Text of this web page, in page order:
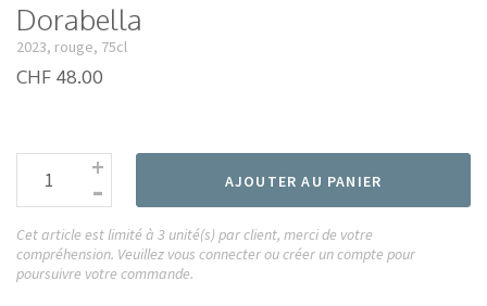
Dorabella
2023, rouge, 75cl
CHF 48.00
-
+ AJOUTER AU PANIER
Cet article est limité à 3 unité(s) par client, merci de votre
compréhension. Veuillez vous connecter ou créer un compte pour
poursuivre votre commande.